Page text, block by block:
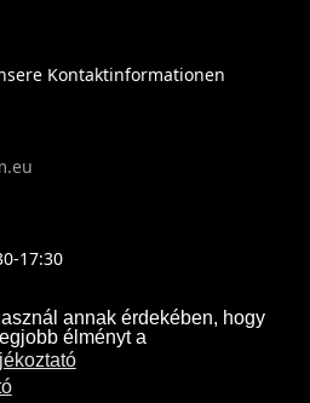
annak érdekében, hogy
élményt a
Kontaktinformationen
17:30